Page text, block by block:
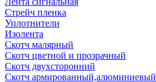
Стрейч пленка
Уплотнители
Изолента
Скотч малярный
Скотч цветной и прозрачный
Скотч двухсторонний
Скотч армированный,алюминиевый